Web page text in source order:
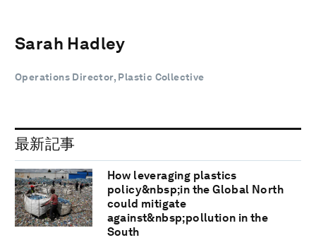
Sarah Hadley
Operations Director, Plastic Collective
最新記事
How leveraging plastics
policy&nbsp;in the Global North
could mitigate
against&nbsp;pollution in the
South